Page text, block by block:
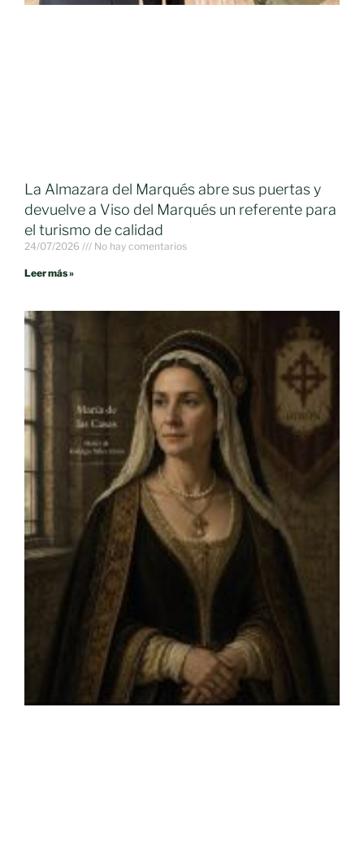
La Almazara del Marqués abre sus puertas y
devuelve a Viso del Marqués un referente para
el turismo de calidad
24/07/2026 No hay comentarios
Leer más »